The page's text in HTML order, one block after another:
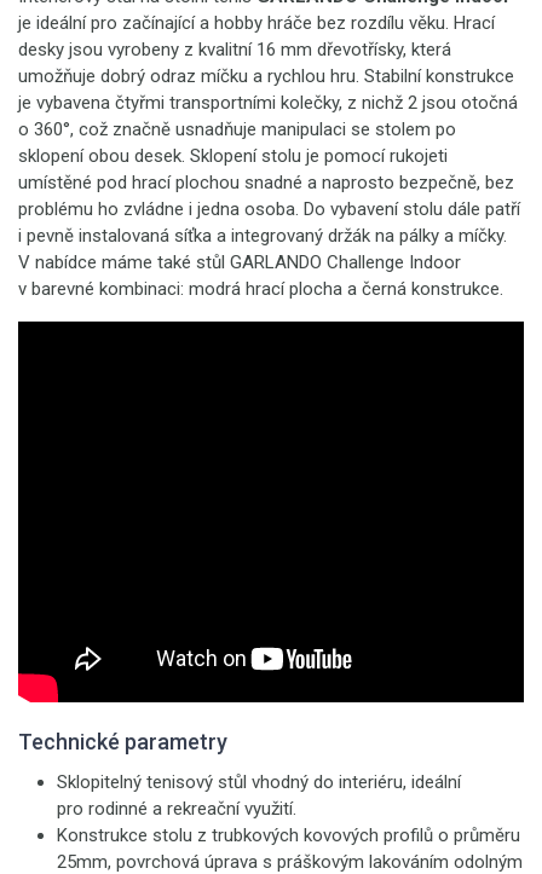
je ideální pro začínající a hobby hráče bez rozdílu věku. Hrací
desky jsou vyrobeny z kvalitní 16 mm dřevotřísky, která
umožňuje dobrý odraz míčku a rychlou hru. Stabilní konstrukce
je vybavena čtyřmi transportními kolečky, z nichž 2 jsou otočná
o 360°, což značně usnadňuje manipulaci se stolem po
sklopení obou desek. Sklopení stolu je pomocí rukojeti
umístěné pod hrací plochou snadné a naprosto bezpečně, bez
problému ho zvládne i jedna osoba. Do vybavení stolu dále patří
i pevně instalovaná síťka a integrovaný držák na pálky a míčky.
V nabídce máme také stůl GARLANDO Challenge Indoor
v barevné kombinaci: modrá hrací plocha a černá konstrukce.
Technické parametry
Sklopitelný tenisový stůl vhodný do interiéru, ideální
pro rodinné a rekreační využití.
Konstrukce stolu z trubkových kovových profilů o průměru
25mm, povrchová úprava s práškovým lakováním odolným